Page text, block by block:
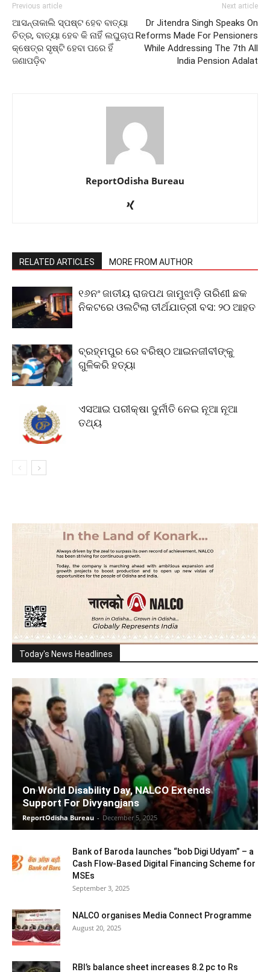
Previous article
ଆସନ୍ତାକାଲି ସ୍ପଷ୍ଟ ହେବ ବାତ୍ୟା
ଚିତ୍ର, ବାତ୍ୟା ହେବ କି ନାହିଁ ଲଘୁଚାପ
କ୍ଷେତ୍ର ସୃଷ୍ଟି ହେବା ପରେ ହିଁ
ଜଣାପଡ଼ିବ
Next article
Dr Jitendra Singh Speaks On
Reforms Made For Pensioners
While Addressing The 7th All
India Pension Adalat
ReportOdisha Bureau
RELATED ARTICLES MORE FROM AUTHOR
୧୬ନଂ ଜାତୀୟ ରାଜପଥ ଜାମୁଝାଡ଼ି ତାରିଣୀ ଛକ
ନିକଟରେ ଓଲଟିଲା ତୀର୍ଥଯାତ୍ରୀ ବସ: ୨୦ ଆହତ
ବ୍ରହ୍ମପୁର ରେ ବରିଷ୍ଠ ଆଇନଜୀବୀଙ୍କୁ
ଗୁଳିକରି ହତ୍ୟା
ଏସଆଇ ପରୀକ୍ଷା ଦୁର୍ନୀତି ନେଇ ନୂଆ ନୂଆ
ତଥ୍ୟ
Today's News Headlines
On World Disability Day, NALCO Extends
Support For Divyangjans
ReportOdisha Bureau - December 5, 2025
Bank of Baroda launches “bob Digi Udyam” – a
Cash Flow-Based Digital Financing Scheme for
MSEs
September 3, 2025
NALCO organises Media Connect Programme
August 20, 2025
RBI’s balance sheet increases 8.2 pc to Rs